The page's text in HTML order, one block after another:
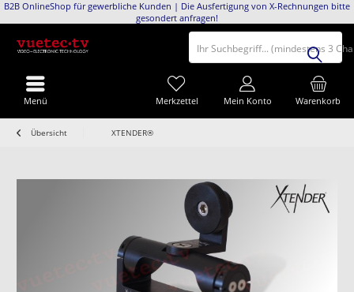
B2B OnlineShop für gewerbliche Kunden | Die Ausfertigung von X-Rechnungen bitte
gesondert anfragen!
Ihr Suchbegriff... (mindestens 3
Warenkorb
Merkzettel Mein Konto
Menü
Übersicht XTENDER®